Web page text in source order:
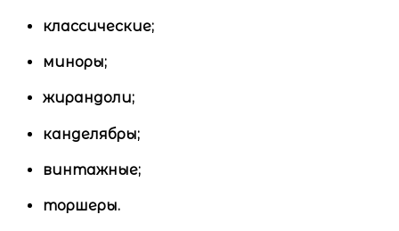
классические;
миноры;
жирандоли;
канделябры;
винтажные;
торшеры.